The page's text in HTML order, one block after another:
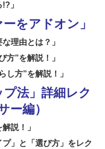
」
をアドオン」
理由とは？」
方”を解説！」
し方”を解説！」
法」詳細レク
ー編）
説！」
プ」と「選び方」をレク